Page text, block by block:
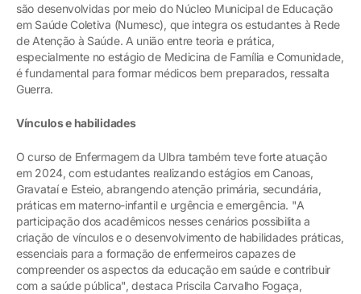
são desenvolvidas por meio do Núcleo Municipal de Educação
em Saúde Coletiva (Numesc), que integra os estudantes à Rede
de Atenção à Saúde. A união entre teoria e prática,
especialmente no estágio de Medicina de Família e Comunidade,
é fundamental para formar médicos bem preparados, ressalta
Guerra.
Vínculos e habilidades
O curso de Enfermagem da Ulbra também teve forte atuação
em 2024, com estudantes realizando estágios em Canoas,
Gravataí e Esteio, abrangendo atenção primária, secundária,
práticas em materno-infantil e urgência e emergência. "A
participação dos acadêmicos nesses cenários possibilita a
criação de vínculos e o desenvolvimento de habilidades práticas,
essenciais para a formação de enfermeiros capazes de
compreender os aspectos da educação em saúde e contribuir
com a saúde pública", destaca Priscila Carvalho Fogaça,